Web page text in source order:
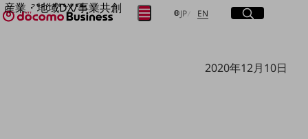
産業・地域DX/事業共創
OPEN HUB for Plural Futures
JP日本語
EN Englishサイト内検索
開く
メニュー
開く
2020年12月10日